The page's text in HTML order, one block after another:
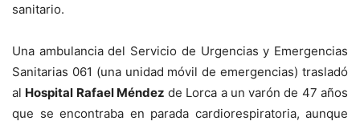
sanitario.
Una ambulancia del Servicio de Urgencias y Emergencias
Sanitarias 061 (una unidad móvil de emergencias) trasladó
al Hospital Rafael Méndez de Lorca a un varón de 47 años
que se encontraba en parada cardiorespiratoria, aunque